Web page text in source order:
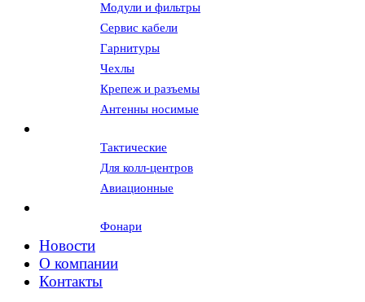
Модули и фильтры
Сервис кабели
Гарнитуры
Чехлы
Крепеж и разъемы
Антенны носимые
Тактические
Для колл-центров
Авиационные
Фонари
Новости
О компании
Контакты